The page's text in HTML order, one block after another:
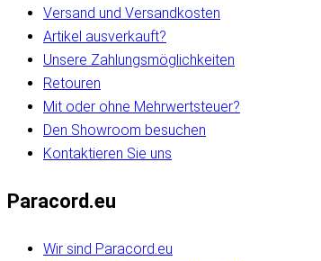
Versand und Versandkosten
Artikel ausverkauft?
Unsere Zahlungsmöglichkeiten
Retouren
Mit oder ohne Mehrwertsteuer?
Den Showroom besuchen
Kontaktieren Sie uns
Paracord.eu
Wir sind Paracord.eu